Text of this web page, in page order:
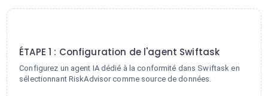
ÉTAPE 1 : Configuration de l'agent Swiftask
Configurez un agent IA dédié à la conformité dans Swiftask en
sélectionnant RiskAdvisor comme source de données.